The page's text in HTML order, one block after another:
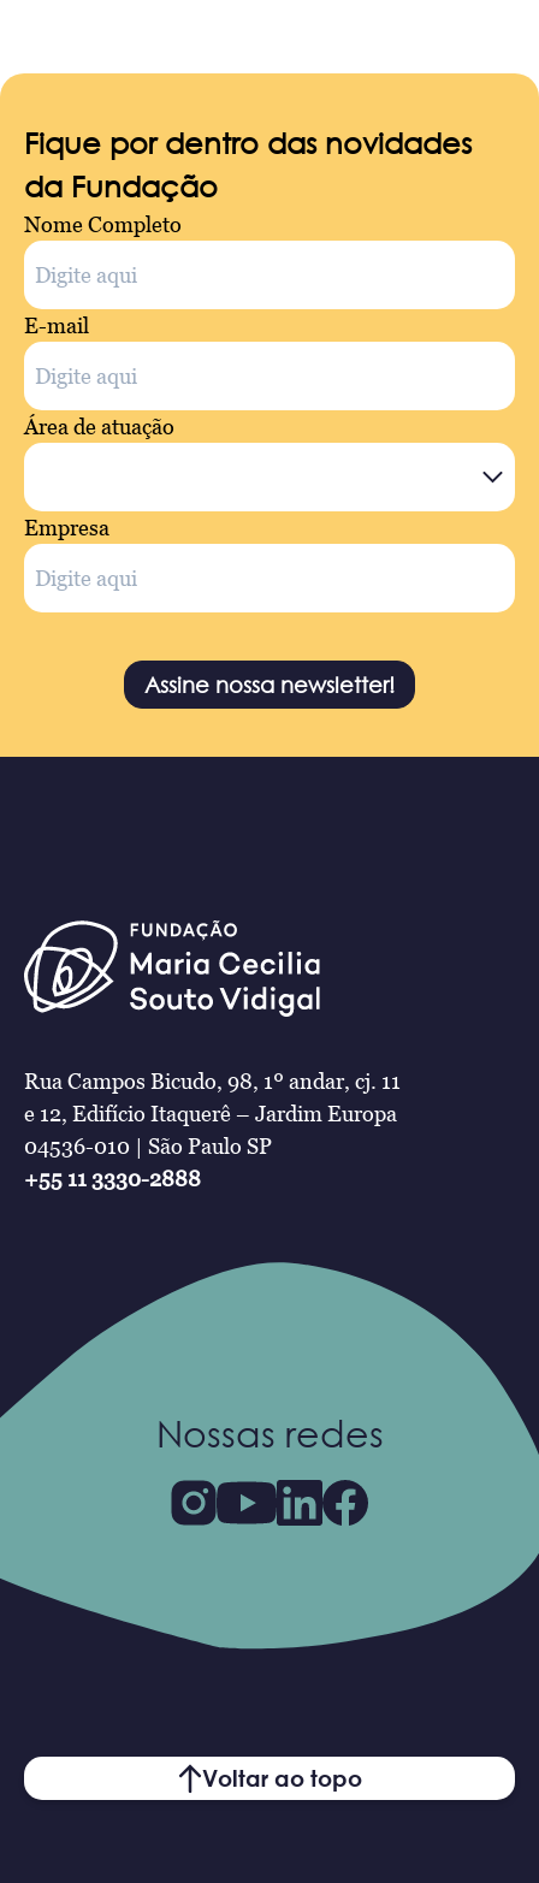
Fique por dentro das novidades
da Fundação
Nome Completo
E-mail
Área de atuação
Empresa
Assine nossa newsletter!
Rua Campos Bicudo, 98, 1º andar, cj. 11
e 12, Edifício Itaquerê – Jardim Europa
04536-010 | São Paulo SP
+55 11 3330-2888
Nossas redes
Voltar ao topo